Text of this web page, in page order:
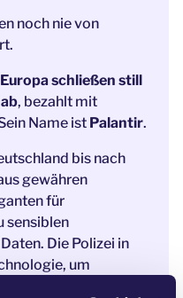
noch nie von
schließen still
, bezahlt mit
Name ist Palantir.
bis nach
gewähren
für
sensiblen
Die Polizei in
um